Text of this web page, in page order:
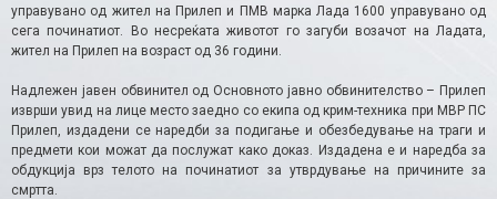
управувано од жител на Прилеп и ПМВ марка Лада 1600 управувано од
сега починатиот. Во несреќата животот го загуби возачот на Ладата,
жител на Прилеп на возраст од 36 години.
Надлежен јавен обвинител од Основното јавно обвинителство – Прилеп
изврши увид на лице место заедно со екипа од крим-техника при МВР ПС
Прилеп, издадени се наредби за подигање и обезбедување на траги и
предмети кои можат да послужат како доказ. Издадена е и наредба за
обдукција врз телото на починатиот за утврдување на причините за
смртта.